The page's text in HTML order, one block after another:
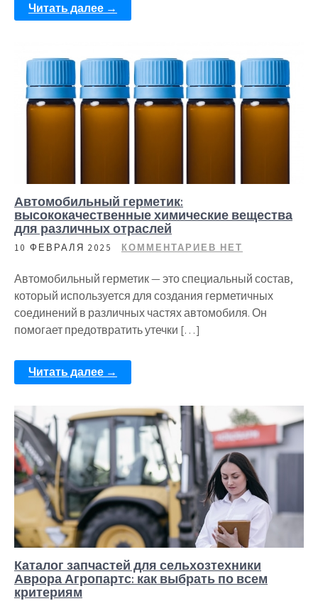
Читать далее →
Автомобильный герметик:
высококачественные химические вещества
для различных отраслей
10 ФЕВРАЛЯ 2025 КОММЕНТАРИЕВ НЕТ
Автомобильный герметик — это специальный состав,
который используется для создания герметичных
соединений в различных частях автомобиля. Он
помогает предотвратить утечки […]
Читать далее →
Каталог запчастей для сельхозтехники
Аврора Агропартс: как выбрать по всем
критериям